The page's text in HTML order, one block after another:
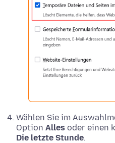
Wählen Sie im
Option Alles oder einen
Die letzte Stunde.